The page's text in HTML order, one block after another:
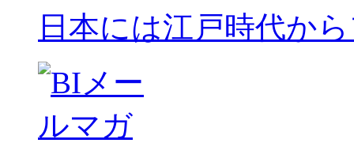
日本には江戸時代か